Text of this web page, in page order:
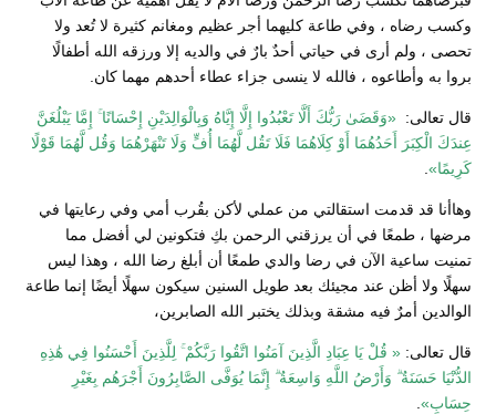
وكسب رضاه ، وفي طاعة كليهما أجر عظيم ومغانم كثيرة لا تُعد ولا
تحصى ، ولم أرى في حياتي أحدٌ بارٌ في والديه إلا ورزقه الله أطفالًا
بروا به وأطاعوه ، فالله لا ينسى جزاء عطاء أحدهم مهما كان.
قال تعالى: «وَقَضَىٰ رَبُّكَ أَلَّا تَعْبُدُوا إِلَّا إِيَّاهُ وَبِالْوَالِدَيْنِ إِحْسَانًا ۚ إِمَّا يَبْلُغَنَّ
عِندَكَ الْكِبَرَ أَحَدُهُمَا أَوْ كِلَاهُمَا فَلَا تَقُل لَّهُمَا أُفٍّ وَلَا تَنْهَرْهُمَا وَقُل لَّهُمَا قَوْلًا
كَرِيمًا»
وهاأنا قد قدمت استقالتي من عملي لأكن بقُرب أمي وفي رعايتها في
مرضها ، طمعًا في أن يرزقني الرحمن بكِ فتكونين لي أفضل مما
تمنيت ساعية الآن في رضا والدي طمعًا أن أبلغ رضا الله ، وهذا ليس
سهلًا ولا أظن عند مجيئك بعد طويل السنين سيكون سهلًا أيضًا إنما طاعة
الوالدين أمرٌ فيه مشقة وبذلك يختبر الله الصابرين،
قال تعالى: « قُلْ يَا عِبَادِ الَّذِينَ آمَنُوا اتَّقُوا رَبَّكُمْ ۚ لِلَّذِينَ أَحْسَنُوا فِي هَٰذِهِ
الدُّنْيَا حَسَنَةٌ ۗ وَأَرْضُ اللَّهِ وَاسِعَةٌ ۗ إِنَّمَا يُوَفَّى الصَّابِرُونَ أَجْرَهُم بِغَيْرِ
حِسَابٍ»